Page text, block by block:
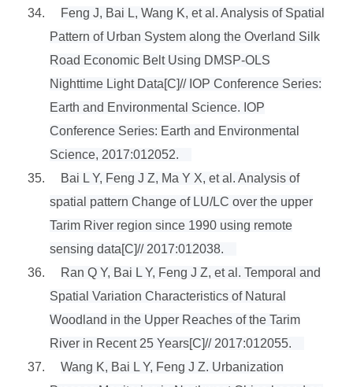
34.
Feng J, Bai L, Wang K, et al. Analysis of Spatial
Pattern of Urban System along the Overland Silk
Road Economic Belt Using DMSP-OLS
Nighttime Light Data[C]// IOP Conference Series:
Earth and Environmental Science. IOP
Conference Series: Earth and Environmental
Science, 2017:012052.
35.
Bai L Y, Feng J Z, Ma Y X, et al. Analysis of
spatial pattern Change of LU/LC over the upper
Tarim River region since 1990 using remote
sensing data[C]// 2017:012038.
36.
Ran Q Y, Bai L Y, Feng J Z, et al. Temporal and
Spatial Variation Characteristics of Natural
Woodland in the Upper Reaches of the Tarim
River in Recent 25 Years[C]// 2017:012055.
37.
Wang K, Bai L Y, Feng J Z. Urbanization